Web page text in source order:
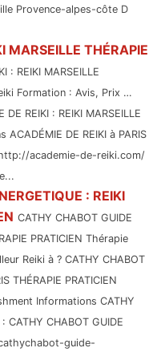
Provence-alpes-côte D
MARSEILLE THÉRAPIE
: REIKI MARSEILLE
Formation : Avis, Prix …
DE REIKI : REIKI MARSEILLE
ACADÉMIE DE REIKI à PARIS
http://academie-de-reiki.com/
: REIKI
CATHY CHABOT GUIDE
PRATICIEN Thérapie
Reiki à ? CATHY CHABOT
THÉRAPIE PRATICIEN
Informations CATHY
CATHY CHABOT GUIDE
guide-